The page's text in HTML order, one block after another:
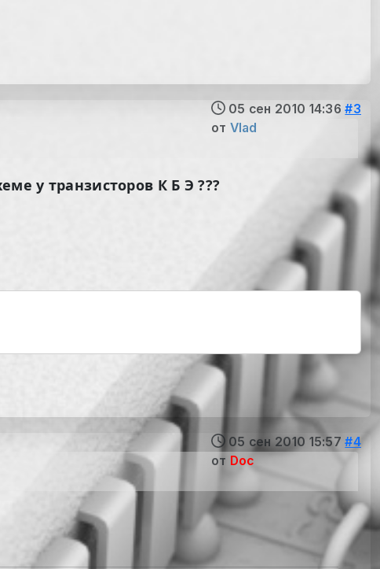
05 сен 2010 14:36 #3
от Vlad
у транзисторов К Б Э ???
05 сен 2010 15:57 #4
от Doc